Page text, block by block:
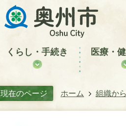
くらし・手続き 医療・
現在のページ ホーム 組織か